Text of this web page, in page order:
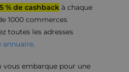
5 % de cashback à chaque
1000 commerces
toutes les adresses
annuaire.
vous embarque pour une